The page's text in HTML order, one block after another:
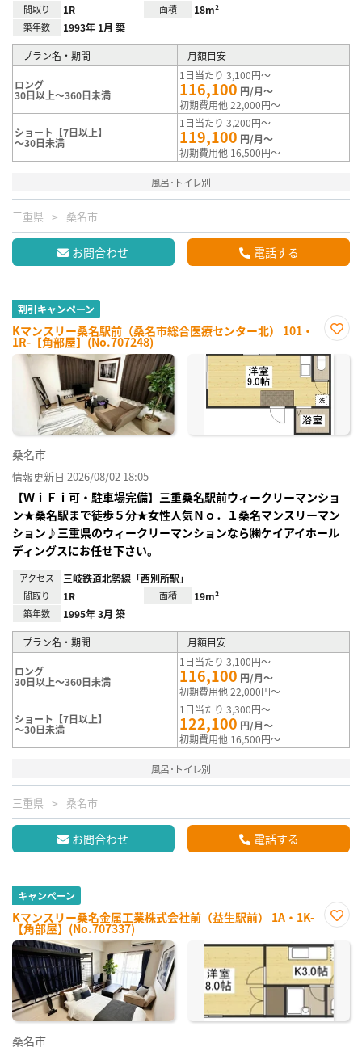
間取り 1R 面積 18m²
築年数 1993年 1月 築
プラン名・期間 月額目安
ロング
30日以上～360日未満
1日当たり 3,100円～
116,100 円/月～
初期費用他 22,000円～
ショート【7日以上】
～30日未満
1日当たり 3,200円～
119,100 円/月～
初期費用他 16,500円～
風呂･トイレ別
三重県 桑名市
お問合わせ 電話する
割引キャンペーン
Kマンスリー桑名駅前（桑名市総合医療センター北） 101・
1R-【角部屋】(No.707248)
に入
り登
録
桑名市
情報更新日 2026/08/02 18:05
【ＷｉＦｉ可・駐車場完備】三重桑名駅前ウィークリーマンショ
ン★桑名駅まで徒歩５分★女性人気Ｎｏ．１桑名マンスリーマン
ション♪三重県のウィークリーマンションなら㈱ケイアイホール
ディングスにお任せ下さい。
アクセス 三岐鉄道北勢線「西別所駅」
間取り 1R 面積 19m²
築年数 1995年 3月 築
プラン名・期間 月額目安
ロング
30日以上～360日未満
1日当たり 3,100円～
116,100 円/月～
初期費用他 22,000円～
ショート【7日以上】
～30日未満
1日当たり 3,300円～
122,100 円/月～
初期費用他 16,500円～
風呂･トイレ別
三重県 桑名市
お問合わせ 電話する
キャンペーン
Kマンスリー桑名金属工業株式会社前（益生駅前） 1A・1K-
【角部屋】(No.707337)
に入
り登
録
桑名市